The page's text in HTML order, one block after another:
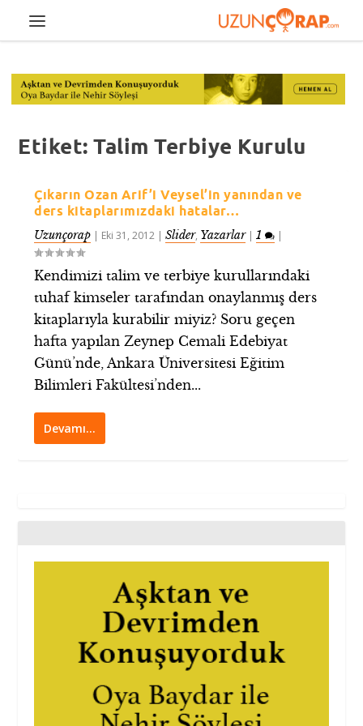
Etiket:Talim Terbiye Kurulu
Çıkarın Ozan Arif’i Veysel’in yanından ve
ders kitaplarımızdaki hatalar…
Uzunçorap | Eki 31, 2012 |Slider, Yazarlar|1 |
Kendimizi talim ve terbiye kurullarındaki
tuhaf kimseler tarafından onaylanmış ders
kitaplarıyla kurabilir miyiz? Soru geçen
hafta yapılan Zeynep Cemali Edebiyat
Günü’nde, Ankara Üniversitesi Eğitim
Bilimleri Fakültesi’nden...
Devamı…